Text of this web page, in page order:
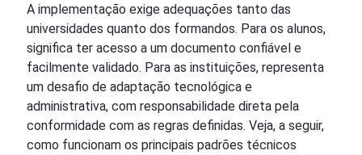
A implementação exige adequações tanto das
universidades quanto dos formandos. Para os alunos,
significa ter acesso a um documento confiável e
facilmente validado. Para as instituições, representa
um desafio de adaptação tecnológica e
administrativa, com responsabilidade direta pela
conformidade com as regras definidas. Veja, a seguir,
como funcionam os principais padrões técnicos